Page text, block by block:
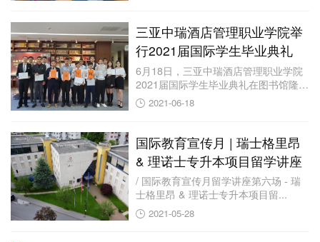
三亚中瑞酒店管理职业学院举
行2021届国际学生毕业典礼
6月18日，三亚中瑞酒店管理职业学院
2021届国际学生毕业典礼在图书馆隆重
举行。...
2021-06-18
国际教育宣传月 | 瑞士格里昂
& 理诺士专升本项目留学讲座
/ 国际教育宣传月留学讲座第六场 - 瑞
士格里昂 & 理诺士专升本项目留...
2021-05-28